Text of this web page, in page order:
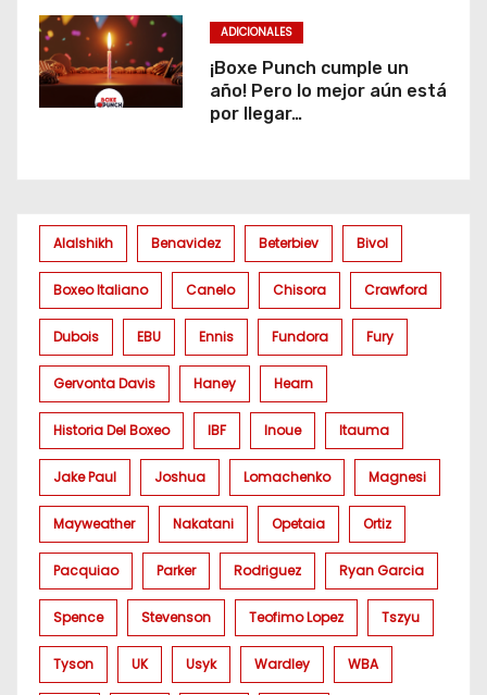
ADICIONALES
¡Boxe Punch cumple un
año! Pero lo mejor aún está
por llegar…
Alalshikh Benavidez Beterbiev Bivol
Boxeo Italiano Canelo Chisora Crawford
Dubois EBU Ennis Fundora Fury
Gervonta Davis Haney Hearn
Historia Del Boxeo IBF Inoue Itauma
Jake Paul Joshua Lomachenko Magnesi
Mayweather Nakatani Opetaia Ortiz
Pacquiao Parker Rodriguez Ryan Garcia
Spence Stevenson Teofimo Lopez Tszyu
Tyson UK Usyk Wardley WBA